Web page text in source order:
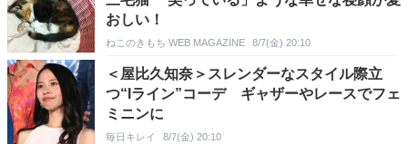
おしい！
ねこのきもち WEB MAGAZINE 8/7(金) 20:10
＜屋比久知奈＞スレンダーなスタイル際立
つ“Iライン”コーデ ギャザーやレースでフェ
ミニンに
毎日キレイ 8/7(金) 20:10